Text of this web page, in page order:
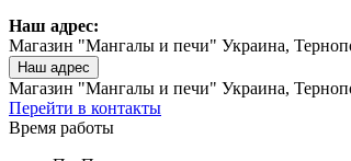
Наш адрес:
Магазин "Мангалы и печи" Украина,
Наш адрес
Магазин "Мангалы и печи" Украина,
Перейти в контакты
Время работы